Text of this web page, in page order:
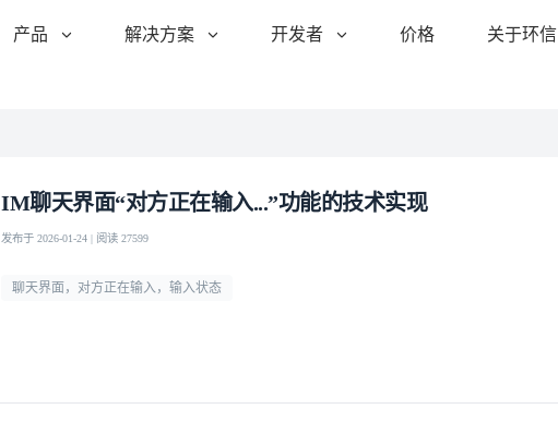
产品 解决方案 开发者 价格 关于环信
IM聊天界面“对方正在输入...”功能的技术实现
发布于 2026-01-24 | 阅读 27599
聊天界面，对方正在输入，输入状态